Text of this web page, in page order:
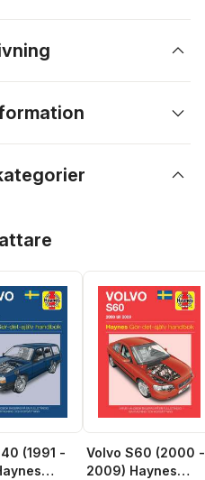
(1991 -
Volvo S60 (2000 -
2009) Haynes